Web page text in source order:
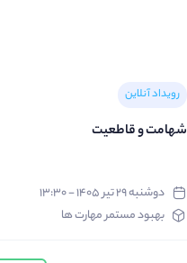
رویداد آنلاین
شهامت و قاطعیت
دوشنبه ۲۹ تیر ۱۴۰۵ - ۱۳:۳۰
بهبود مستمر مهارت ها